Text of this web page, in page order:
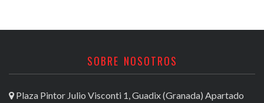
SOBRE NOSOTROS
Plaza Pintor Julio Visconti 1, Guadix (Granada) Apartado